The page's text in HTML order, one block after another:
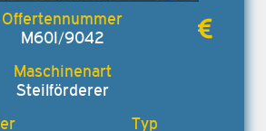
M60I/9042
Steilförderer